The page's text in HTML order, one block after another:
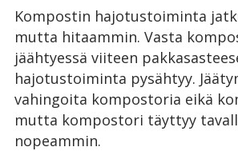
Kompostin hajotustoiminta
mutta hitaammin. Vasta
jäähtyessä viiteen
hajotustoiminta pysähtyy.
vahingoita kompostoria eikä
mutta kompostori täyttyy
nopeammin.